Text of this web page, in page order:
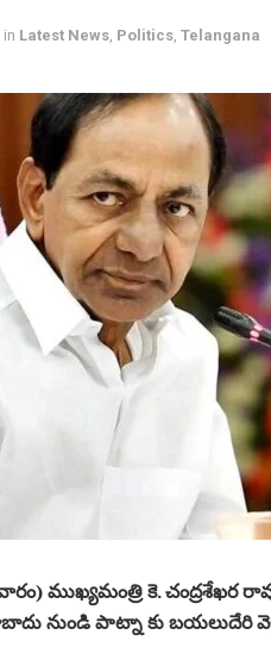
in Latest News, Politics, Telangana
ముఖ్యమంత్రి కె. చంద్రశేఖర
నుండి పాట్నా కు బయలుదేరి